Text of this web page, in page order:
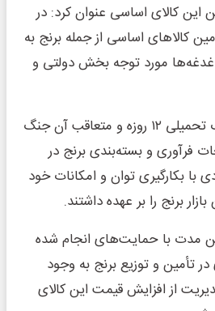
این کالای اساسی عنوان کرد: در
کالاهای اساسی از جمله برنج به
مورد توجه بخش دولتی و
وی افزود: در جریان جنگ تحمیلی ۱۲ روزه و متعاقب آن جنگ
فرآوری و بسته‌بندی برنج در
با بکارگیری توان و امکانات خود
برنج را بر عهده داشتند.
مدت با حمایت‌های انجام شده
تأمین و توزیع برنج به وجود
از افزایش قیمت این کالای